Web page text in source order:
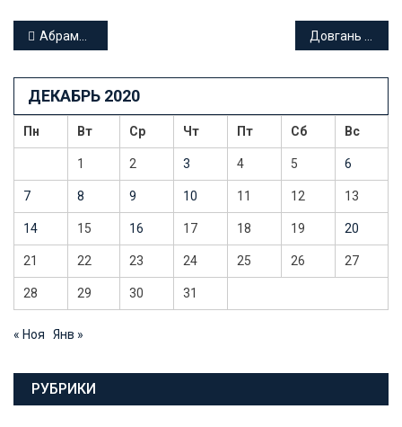
Навигация
по
записям
Абрамова Ирина Сергеевна адвокат Краснодарского края
ДЕКАБРЬ 2020
Пн Вт Ср Чт Пт Сб Вс
1 2 3 4 5 6
7 8 9 10 11 12 13
14 15 16 17 18 19 20
21 22 23 24 25 26 27
28 29 30 31
« Ноя Янв »
РУБРИКИ